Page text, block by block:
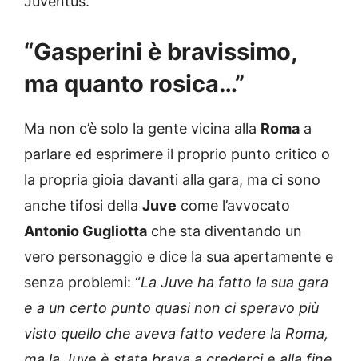
“Gasperini è bravissimo,
ma quanto rosica…”
Ma non c’è solo la gente vicina alla Roma a
parlare ed esprimere il proprio punto critico o
la propria gioia davanti alla gara, ma ci sono
anche tifosi della Juve come l’avvocato
Antonio Gugliotta che sta diventando un
vero personaggio e dice la sua apertamente e
senza problemi: “La Juve ha fatto la sua gara
e a un certo punto quasi non ci speravo più
visto quello che aveva fatto vedere la Roma,